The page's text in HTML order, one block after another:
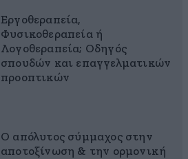
Εργοθεραπεία,
Φυσικοθεραπεία ή
Λογοθεραπεία; Οδηγός
σπουδών και επαγγελματικών
προοπτικών
Ο απόλυτος σύμμαχος στην
αποτοξίνωση & την ορμονική